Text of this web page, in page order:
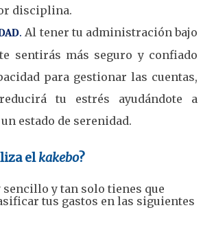
disciplina.
.Al tener tu administración bajo
sentirás más seguro y confiado
para gestionar las cuentas,
tu estrés ayudándote a
estado de serenidad.
elkakebo?
sencillo y tan solo tienes que
tus gastos en las siguientes